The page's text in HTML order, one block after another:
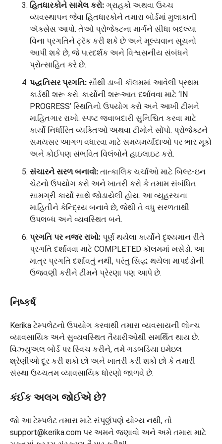
હિતધારકોને સામેલ કરો: ગ્રાહકો અથવા ઉચ્ચ
વ્યવસ્થાપન જેવા હિતધારકોને તમારા બોર્ડમાં મુલાકાતી
ઍક્સેસ આપો. તેઓ પ્રોજેક્ટના માર્ગને સીધા બદલ્યા
વિના પ્રગતિને ટ્રૅક કરી શકે છે અને મૂલ્યવાન સૂચનો
આપી શકે છે, જે પારદર્શક અને વિશ્વસનીય સંબંધને
પ્રોત્સાહિત કરે છે.
પદ્ધતિસર પ્રગતિ: સૌથી ડાબી કૉલમમાં આવેલી પ્રથમ
કાર્ડથી શરૂ કરો. કાર્યોની શરૂઆત દર્શાવવા માટે ‘IN
PROGRESS’ સ્થિતિનો ઉપયોગ કરો અને આખી ટીમને
માહિતગાર રાખો. સ્પષ્ટ જવાબદારી સુનિશ્ચિત કરવા માટે
કાર્યો નિર્ધારિત વ્યક્તિઓ અથવા ટીમોને સોંપો. પ્રોજેક્ટને
સમયસર આગળ વધારવા માટે સમયમર્યાદાઓ પર ભાર મૂકો
અને કોઈપણ સંભવિત વિલંબોને હાઇલાઇટ કરો.
સંચારને સરળ બનાવો: તાત્કાલિક ચર્ચાઓ માટે બિલ્ટ-ઇન
ચેટનો ઉપયોગ કરો અને ખાતરી કરો કે તમામ સંબંધિત
સામગ્રી કાર્યો સાથે જોડાયેલી હોય. આ વ્યૂહરચના
માહિતીને કેન્દ્રિય બનાવે છે, જેથી તે વધુ સરળતાથી
ઉપલબ્ધ અને વ્યવસ્થિત બને.
પ્રગતિ પર નજર રાખો: પૂર્ણ થયેલા કાર્યોને દૃશ્યમાન રીતે
પ્રગતિ દર્શાવવા માટે COMPLETED કૉલમમાં ખસેડો. આ
માત્ર પ્રગતિ દર્શાવતું નથી, પરંતુ સિદ્ધ થયેલા માપદંડોની
ઉજવણી કરીને ટીમને પ્રેરણા પણ આપે છે.
નિષ્કર્ષ
Kerika ટેમ્પલેટનો ઉપયોગ કરવાથી તમારા વ્યવસાયની લોન્ચ
વ્યાવસાયિક અને સુવ્યવસ્થિત તૈયારીઓથી સમર્થિત થાય છે.
વિઝ્યુઅલ બોર્ડ પર સ્વિચ કરીને, તમે ગડબડિયા ઇમેઇલ
શ્રેણીઓ દૂર કરી શકો છો અને ખાતરી કરી શકો છો કે તમારી
સંસ્થા ઉચ્ચતમ વ્યાવસાયિક ધોરણો જાળવે છે.
કંઈક અલગ જોઈએ છે?
જો આ ટેમ્પલેટ તમારા માટે સંપૂર્ણપણે યોગ્ય નથી, તો
support@kerika.com પર અમને જણાવો અને અમે તમારા માટે